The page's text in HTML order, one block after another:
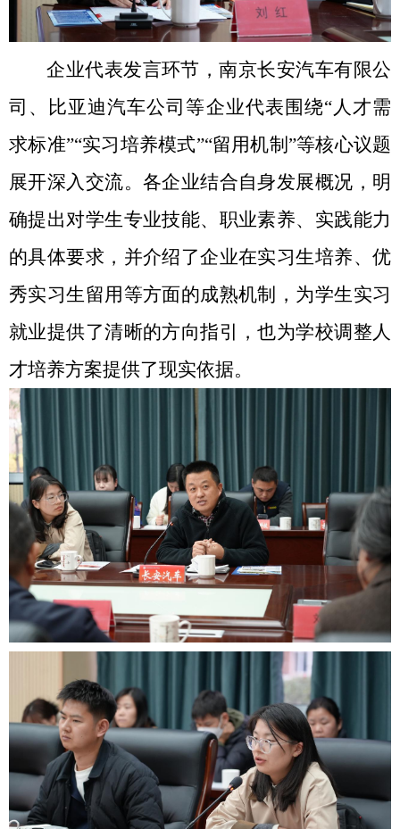
企业代表发言环节，南京长安汽车有限公
司、比亚迪汽车公司等企业代表围绕“人才需
求标准”“实习培养模式”“留用机制”等核心议题
展开深入交流。各企业结合自身发展概况，明
确提出对学生专业技能、职业素养、实践能力
的具体要求，并介绍了企业在实习生培养、优
秀实习生留用等方面的成熟机制，为学生实习
就业提供了清晰的方向指引，也为学校调整人
才培养方案提供了现实依据。